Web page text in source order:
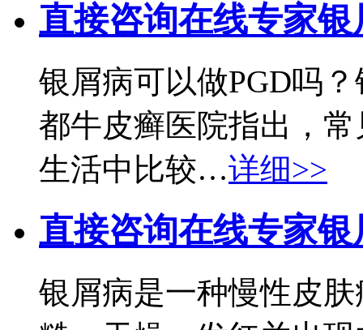
直接咨询在线专家银
银屑病可以做PGD吗
都牛皮癣医院指出，
生活中比较…详细>>
直接咨询在线专家银
银屑病是一种慢性皮